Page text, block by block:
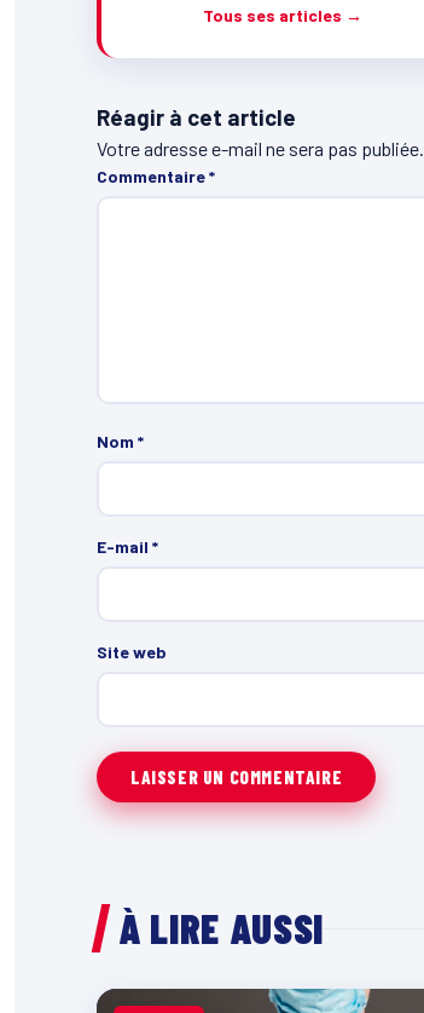
Tous ses articles →
Réagir à cet article
Votre adresse e-mail ne sera pas publiée.
Commentaire*
Nom *
E-mail *
Site web
À LIRE AUSSI